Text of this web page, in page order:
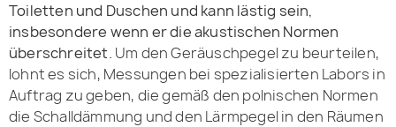
Toiletten und Duschen und kann lästig sein,
insbesondere wenn er die akustischen Normen
überschreitet. Um den Geräuschpegel zu beurteilen,
lohnt es sich, Messungen bei spezialisierten Labors in
Auftrag zu geben, die gemäß den polnischen Normen
die Schalldämmung und den Lärmpegel in den Räumen